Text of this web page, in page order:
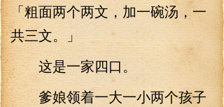
「粗面两个两文，加一碗汤，一
共三文。」
这是一家四口。
爹娘领着一大一小两个孩子